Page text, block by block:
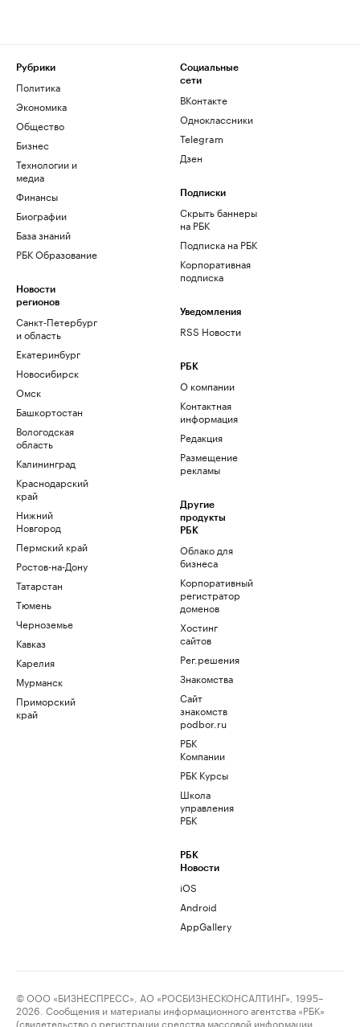
Рубрики
Политика
Экономика
Общество
Бизнес
Технологии и
медиа
Финансы
Биографии
База знаний
РБК Образование
Новости
регионов
Санкт-Петербург
и область
Екатеринбург
Новосибирск
Омск
Башкортостан
Вологодская
область
Калининград
Краснодарский
край
Нижний
Новгород
Пермский край
Ростов-на-Дону
Татарстан
Тюмень
Черноземье
Кавказ
Карелия
Мурманск
Приморский
край
Социальные
сети
ВКонтакте
Одноклассники
Telegram
Дзен
Подписки
Скрыть баннеры
на РБК
Подписка на РБК
Корпоративная
подписка
Уведомления
RSS Новости
РБК
О компании
Контактная
информация
Редакция
Размещение
рекламы
Другие
продукты
РБК
Облако для
бизнеса
Корпоративный
регистратор
доменов
Хостинг
сайтов
Рег.решения
Знакомства
Сайт
знакомств
podbor.ru
РБК
Компании
РБК Курсы
Школа
управления
РБК
РБК
Новости
iOS
Android
AppGallery
© ООО «БИЗНЕСПРЕСС», АО «РОСБИЗНЕСКОНСАЛТИНГ», 1995–
2026. Сообщения и материалы информационного агентства «РБК»
(свидетельство о регистрации средства массовой информации